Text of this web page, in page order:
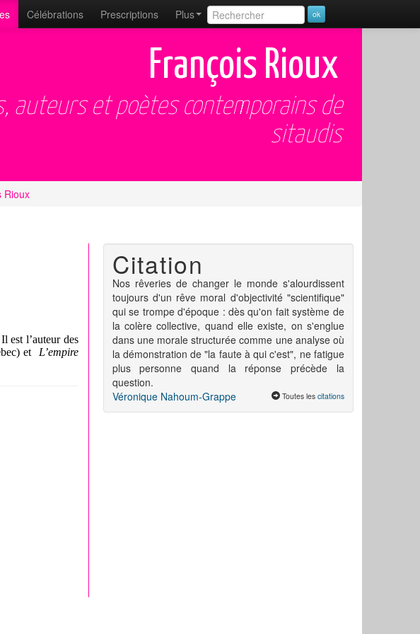
Célébrations Prescriptions Plus
François Rioux
auteurs et poètes contemporains de
sitaudis
Rioux
est l’auteur des
et
L’empire
Citation
Nos rêveries de changer le monde s'alourdissent
toujours d'un rêve moral d'objectivité "scientifique"
qui se trompe d'époque : dès qu'on fait système de
la colère collective, quand elle existe, on s'englue
dans une morale structurée comme une analyse où
la démonstration de "la faute à qui c'est", ne fatigue
plus personne quand la réponse précède la
question.
Véronique Nahoum-Grappe
Toutes les citations